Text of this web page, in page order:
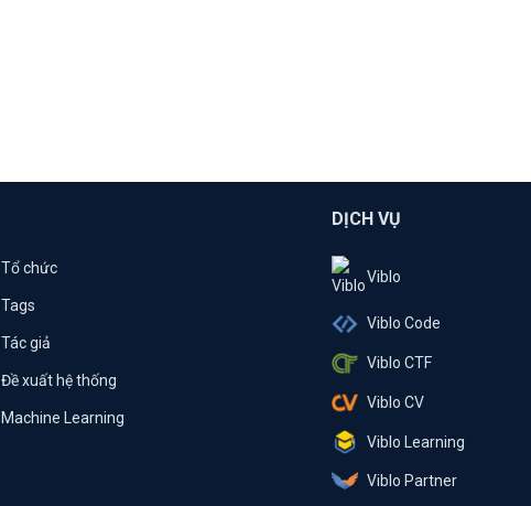
Tổ chức
Tags
Tác giả
Đề xuất hệ thống
Machine Learning
DỊCH VỤ
Viblo
Viblo Code
Viblo CTF
Viblo CV
Viblo Learning
Viblo Partner